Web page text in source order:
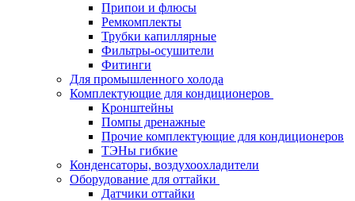
Припои и флюсы
Ремкомплекты
Трубки капиллярные
Фильтры-осушители
Фитинги
Для промышленного холода
Комплектующие для кондиционеров
Кронштейны
Помпы дренажные
Прочие комплектующие для кондиционеров
ТЭНы гибкие
Конденсаторы, воздухоохладители
Оборудование для оттайки
Датчики оттайки